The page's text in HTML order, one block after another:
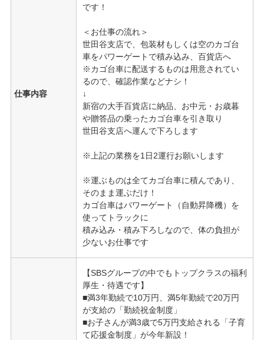
仕事内容
です！
＜お仕事の流れ＞
世田谷支店で、包装材もしくは空のカゴ台
車をパワーゲートで積み込み、百貨店へ
※カゴ台車に配送するものは用意されてい
るので、確認作業などナシ！
↓
新宿の大手百貨店に納品、お中元・お歳暮
や贈答品の乗ったカゴ台車を引き取り
世田谷支店へ運んで下ろします
※上記の業務を1日2運行お願いします
※運ぶものは全てカゴ台車に積んであり、
そのまま運ぶだけ！
カゴ台車はパワーゲート（自動昇降機）を
使ってトラックに
積み込み・積み下ろしなので、体の負担が
少ないお仕事です
【SBSグループの中でもトップクラスの福利
厚生・待遇です】
■満3年勤続で10万円、満5年勤続で20万円
が支給の「勤続祝金制度」
■お子さんが満3歳で5万円支給される「子育
て応援金制度」が今年新設！